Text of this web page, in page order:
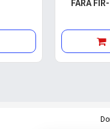
FARA